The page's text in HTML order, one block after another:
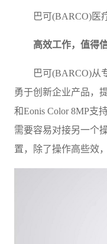
巴可(BARCO)医
高效工作，值得
巴可(BARCO)从专
勇于创新企业产品，
和Eonis Color 8MP支
需要容易对接另一个
置，除了操作高些效